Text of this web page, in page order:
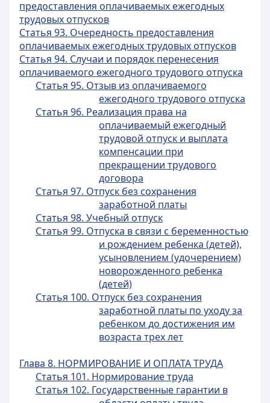
предоставления оплачиваемых ежегодных
трудовых отпусков
Статья 93. Очередность предоставления
оплачиваемых ежегодных трудовых отпусков
Статья 94. Случаи и порядок перенесения
оплачиваемого ежегодного трудового отпуска
Статья 95. Отзыв из оплачиваемого
ежегодного трудового отпуска
Статья 96. Реализация права на
оплачиваемый ежегодный
трудовой отпуск и выплата
компенсации при
прекращении трудового
договора
Статья 97. Отпуск без сохранения
заработной платы
Статья 98. Учебный отпуск
Статья 99. Отпуска в связи с беременностью
и рождением ребенка (детей),
усыновлением (удочерением)
новорожденного ребенка
(детей)
Статья 100. Отпуск без сохранения
заработной платы по уходу за
ребенком до достижения им
возраста трех лет
Глава 8. НОРМИРОВАНИЕ И ОПЛАТА ТРУДА
Статья 101. Нормирование труда
Статья 102. Государственные гарантии в